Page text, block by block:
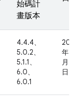
始碼計
畫版本
4.4.4、
5.0.2、
5.1.1、
6.0、
6.0.1
2015
年 12
月 3
日